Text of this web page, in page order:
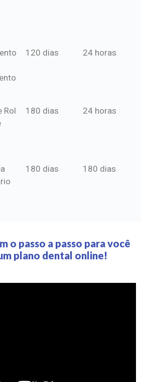
120 dias 24 horas
Rol
180 dias 24 horas
180 dias 180 dias
o passo a passo para você
plano dental online!